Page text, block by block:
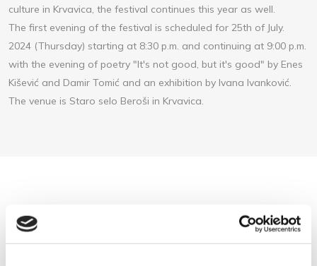
culture in Krvavica, the festival continues this year as well.
The first evening of the festival is scheduled for 25th of July.
2024 (Thursday) starting at 8:30 p.m. and continuing at 9:00 p.m.
with the evening of poetry "It's not good, but it's good" by Enes
Kišević and Damir Tomić and an exhibition by Ivana Ivanković.
The venue is Staro selo Beroši in Krvavica.